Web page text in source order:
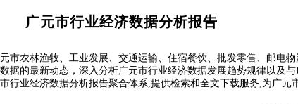
广元市行业经济数据分析报告
市农林渔牧、工业发展、交通运输、住宿餐饮、批发零售、邮电
据的最新动态，深入分析广元市行业经济数据发展趋势规律以及
行业经济数据分析报告聚合体系,提供检索和全文下载服务,为广元